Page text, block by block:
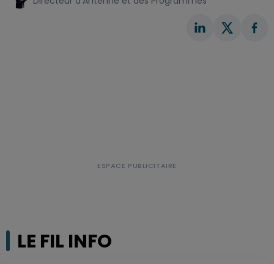
LE FIL INFO